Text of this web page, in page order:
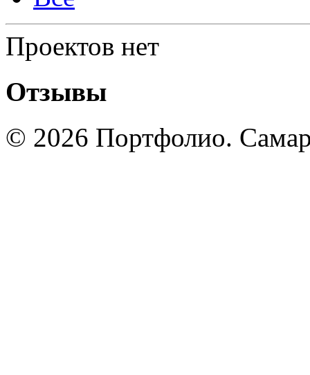
Проектов нет
Отзывы
© 2026 Портфолио.